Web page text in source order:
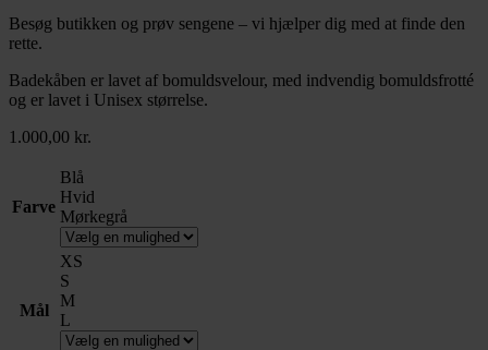
Besøg butikken og prøv sengene – vi hjælper dig med at finde den
rette.
Badekåben er lavet af bomuldsvelour, med indvendig bomuldsfrotté
og er lavet i Unisex størrelse.
1.000,00 kr.
Farve
Blå
Hvid
Mørkegrå
Mål
XS
S
M
L